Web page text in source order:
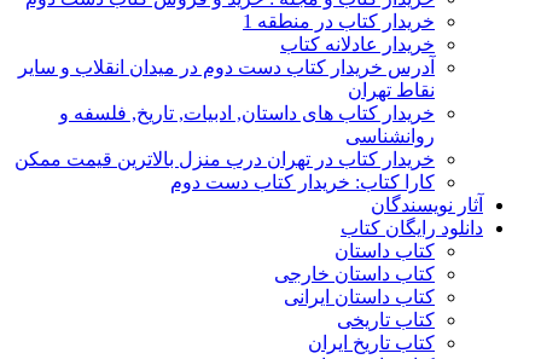
خریدار کتاب در منطقه 1
خریدار عادلانه کتاب
آدرس خریدار کتاب دست دوم در میدان انقلاب و سایر
نقاط تهران
خریدار کتاب های داستان, ادبیات, تاریخ, فلسفه و
روانشناسی
خریدار کتاب در تهران درب منزل بالاترین قیمت ممکن
کارا کتاب: خریدار کتاب دست دوم
آثار نویسندگان
دانلود رایگان کتاب
کتاب داستان
کتاب داستان خارجی
کتاب داستان ایرانی
کتاب تاریخی
کتاب تاریخ ایران